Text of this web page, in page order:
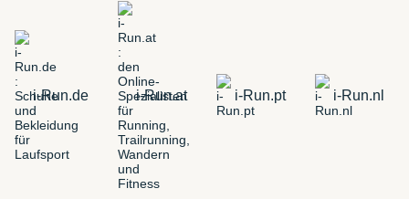
i-Run.de i-Run.at i-Run.pt i-Run.nl